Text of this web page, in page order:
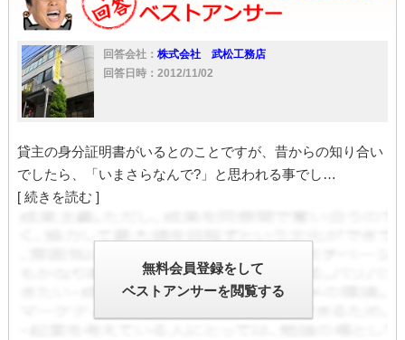
回答会社： 株式会社 武松工務店
回答日時：2012/11/02
貸主の身分証明書がいるとのことですが、昔からの知り合い
でしたら、「いまさらなんで?」と思われる事でし…
[ 続きを読む ]
無料会員登録をして
ベストアンサーを閲覧する